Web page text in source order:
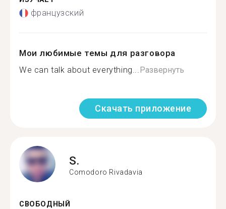
французский
Мои любимые темы для разговора
We can talk about everything...Развернуть
Скачать приложение
S.
Comodoro Rivadavia
СВОБОДНЫЙ